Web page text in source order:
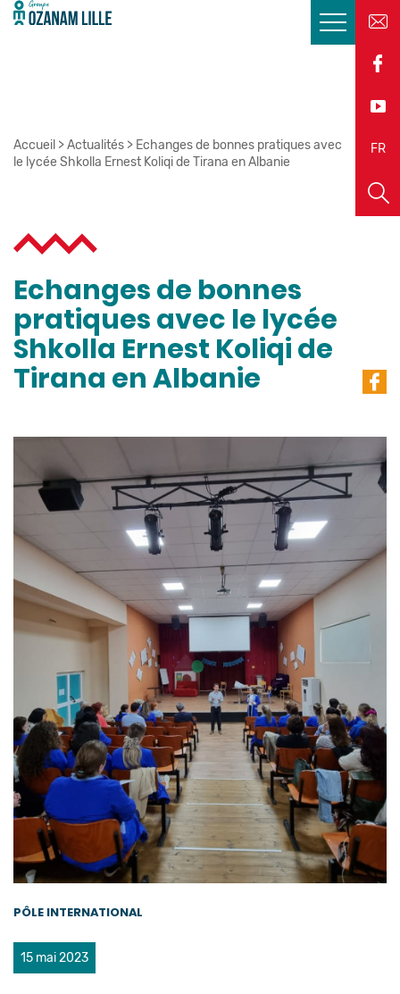
FR
EN
Accueil >Actualités > Echanges de bonnes pratiques avec
le lycée Shkolla Ernest Koliqi de Tirana en Albanie
Echanges de bonnes
pratiques avec le lycée
Shkolla Ernest Koliqi de
Tirana en Albanie
PÔLE INTERNATIONAL
15 mai 2023